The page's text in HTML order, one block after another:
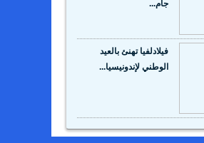
جام...
فيلادلفيا تهنئ بالعيد
الوطني لإندونيسيا...